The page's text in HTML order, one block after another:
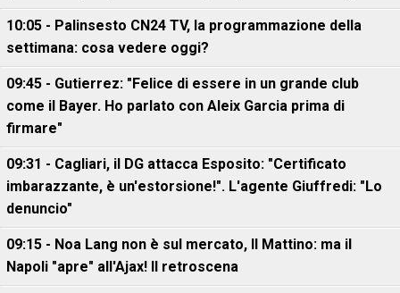
10:05 - Palinsesto CN24 TV, la programmazione della
settimana: cosa vedere oggi?
09:45 - Gutierrez: "Felice di essere in un grande club
come il Bayer. Ho parlato con Aleix Garcia prima di
firmare"
09:31 - Cagliari, il DG attacca Esposito: "Certificato
imbarazzante, è un'estorsione!". L'agente Giuffredi: "Lo
denuncio"
09:15 - Noa Lang non è sul mercato, Il Mattino: ma il
Napoli "apre" all'Ajax! Il retroscena